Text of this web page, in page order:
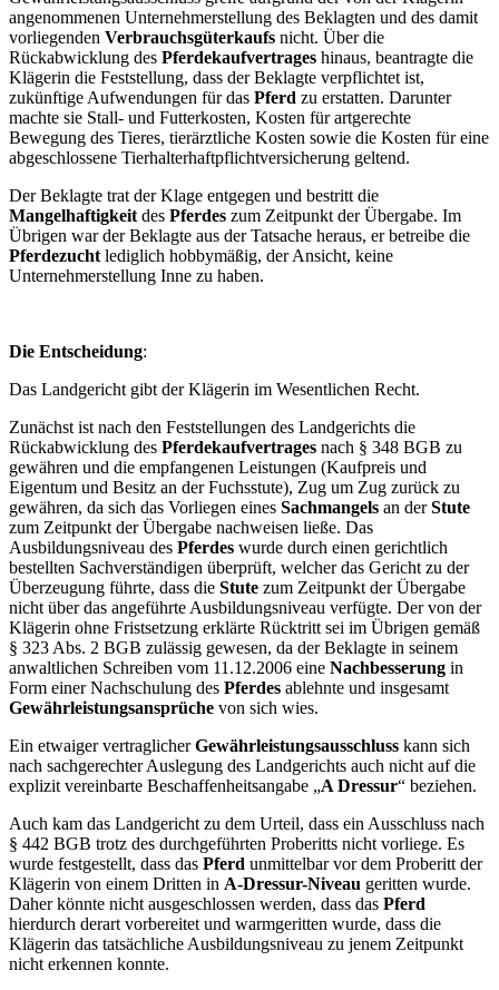
angenommenen Unternehmerstellung des Beklagten und des damit
vorliegenden Verbrauchsgüterkaufs nicht. Über die
Rückabwicklung des Pferdekaufvertrages hinaus, beantragte die
Klägerin die Feststellung, dass der Beklagte verpflichtet ist,
zukünftige Aufwendungen für das Pferd zu erstatten. Darunter
machte sie Stall- und Futterkosten, Kosten für artgerechte
Bewegung des Tieres, tierärztliche Kosten sowie die Kosten für eine
abgeschlossene Tierhalterhaftpflichtversicherung geltend.
Der Beklagte trat der Klage entgegen und bestritt die
Mangelhaftigkeit des Pferdes zum Zeitpunkt der Übergabe. Im
Übrigen war der Beklagte aus der Tatsache heraus, er betreibe die
Pferdezucht lediglich hobbymäßig, der Ansicht, keine
Unternehmerstellung Inne zu haben.
Die Entscheidung:
Das Landgericht gibt der Klägerin im Wesentlichen Recht.
Zunächst ist nach den Feststellungen des Landgerichts die
Rückabwicklung des Pferdekaufvertrages nach § 348 BGB zu
gewähren und die empfangenen Leistungen (Kaufpreis und
Eigentum und Besitz an der Fuchsstute), Zug um Zug zurück zu
gewähren, da sich das Vorliegen eines Sachmangels an derStute
zum Zeitpunkt der Übergabe nachweisen ließe. Das
Ausbildungsniveau des Pferdes wurde durch einen gerichtlich
bestellten Sachverständigen überprüft, welcher das Gericht zu der
Überzeugung führte, dass die Stute zum Zeitpunkt der Übergabe
nicht über das angeführte Ausbildungsniveau verfügte. Der von der
Klägerin ohne Fristsetzung erklärte Rücktritt sei im Übrigen gemäß
§ 323 Abs. 2 BGB zulässig gewesen, da der Beklagte in seinem
anwaltlichen Schreiben vom 11.12.2006 eine Nachbesserung in
Form einer Nachschulung des Pferdes ablehnte und insgesamt
Gewährleistungsansprüche von sich wies.
Ein etwaiger vertraglicherGewährleistungsausschluss kann sich
nach sachgerechter Auslegung des Landgerichts auch nicht auf die
explizit vereinbarte Beschaffenheitsangabe „A Dressur“ beziehen.
Auch kam das Landgericht zu dem Urteil, dass ein Ausschluss nach
§ 442 BGB trotz des durchgeführten Proberitts nicht vorliege. Es
wurde festgestellt, dass das Pferd unmittelbar vor dem Proberitt der
Klägerin von einem Dritten in A-Dressur-Niveau geritten wurde.
Daher könnte nicht ausgeschlossen werden, dass das Pferd
hierdurch derart vorbereitet und warmgeritten wurde, dass die
Klägerin das tatsächliche Ausbildungsniveau zu jenem Zeitpunkt
nicht erkennen konnte.